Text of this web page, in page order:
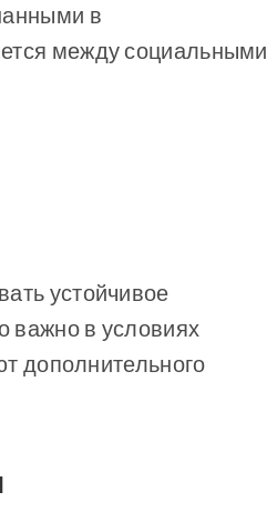
в
между социальными
устойчивое
важно в условиях
дополнительного